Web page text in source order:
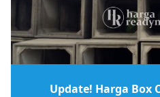
Update! Harga Box